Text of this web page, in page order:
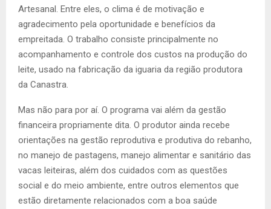
Artesanal. Entre eles, o clima é de motivação e
agradecimento pela oportunidade e benefícios da
empreitada. O trabalho consiste principalmente no
acompanhamento e controle dos custos na produção do
leite, usado na fabricação da iguaria da região produtora
da Canastra.
Mas não para por aí. O programa vai além da gestão
financeira propriamente dita. O produtor ainda recebe
orientações na gestão reprodutiva e produtiva do rebanho,
no manejo de pastagens, manejo alimentar e sanitário das
vacas leiteiras, além dos cuidados com as questões
social e do meio ambiente, entre outros elementos que
estão diretamente relacionados com a boa saúde